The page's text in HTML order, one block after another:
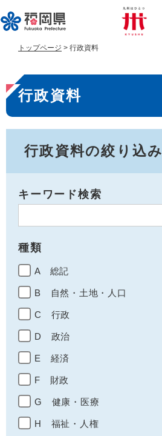
ー
ジ
で
す
ニ
ュ
ば
し
トップページ > 行政資料
本
文
行政資料
行政資料の絞り込み
キーワード検索
種類
A 総記
B 自然・土地・人口
C 行政
D 政治
E 経済
F 財政
G 健康・医療
H 福祉・人権